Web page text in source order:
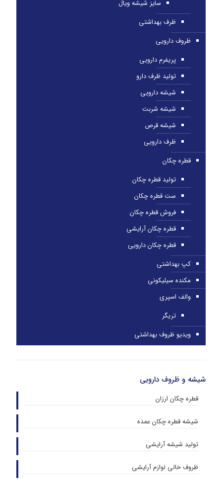
سایز شیشه ویال
ظرف بهداشتی
ظروف دارویی
پریفرم دارویی
تولید ظرف دارو
شیشه دارویی
شیشه شربت
شیشه قرص
ظرف دارویی
قطره چکان
تولید قطره چکان
ست قطره چکان
فروش قطره چکان
قطره چکان آرایشی
قطره چکان دارویی
کپ بهداشتی
مکنده سیلیکونی
والف اسپری
تریگر
ویدیو ظروف بهداشتی
شیشه و ظروف دارویی
قطره چکان ارزان
شیشه قطره چکان عمده
تولید شیشه آرایشی
ظروف خالی لوازم آرایشی